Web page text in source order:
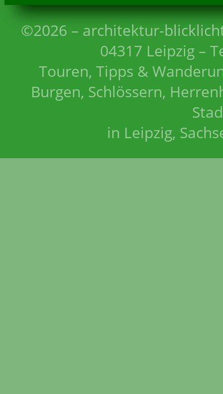
©2026 – architektur-
04317 Leipzig –
Touren, Tipps &
Burgen, Schlössern,
in Leipzig,